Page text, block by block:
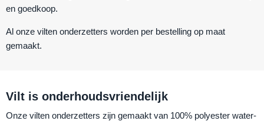
en goedkoop.
Al onze vilten onderzetters worden per bestelling op maat
gemaakt.
Vilt is onderhoudsvriendelijk
Onze vilten onderzetters zijn gemaakt van 100% polyester water-